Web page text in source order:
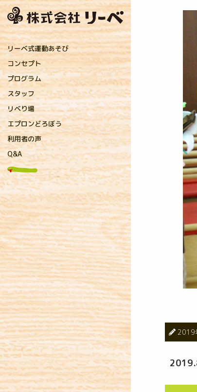
リーベ式運動あそび
コンセプト
プログラム
直接指導プログラム
保育者プログラム
親子プログラム
リーベおすすめ運動遊具
リーベオンラインショップ
スタッフ
リーベのコーチ
提携先のコーチ
リベり場
お知らせ
アフロコーチのリベり場
キャンディコーチのリベり場
保育コラム
メディア掲載・研修実績
プレスリリース
研究実践
エプロンどろぼう
利用者の声
Q&A
2019